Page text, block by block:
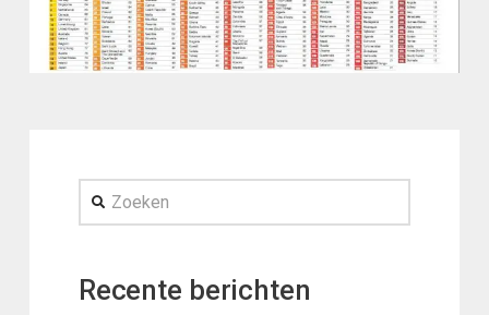
Zoeken
Recente berichten